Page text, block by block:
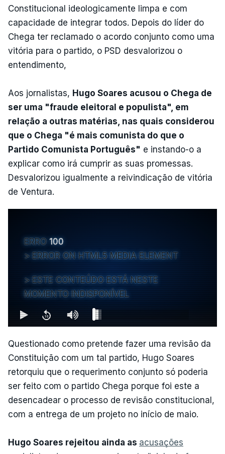
Constitucional ideologicamente limpa e com
capacidade de integrar todos. Depois do líder do
Chega ter reclamado o acordo conjunto como uma
vitória para o partido, o PSD desvalorizou o
entendimento,
Aos jornalistas, Hugo Soares acusou o Chega de
ser uma "fraude eleitoral e populista", em
relação a outras matérias, nas quais considerou
que o Chega "é mais comunista do que o
Partido Comunista Português" e instando-o a
explicar como irá cumprir as suas promessas.
Desvalorizou igualmente a reivindicação de vitória
de Ventura.
ERRO 100
ERROR ON HTML5 MEDIA ELEMENT
ESTE CONTEÚDO ESTÁ NESTE
MOMENTO INDISPONÍVEL
Questionado como pretende fazer uma revisão da
Constituição com um tal partido, Hugo Soares
retorquiu que o requerimento conjunto só poderia
ser feito com o partido Chega porque foi este a
desencadear o processo de revisão constitucional,
com a entrega de um projeto no início de maio.
Hugo Soares rejeitou ainda as acusações